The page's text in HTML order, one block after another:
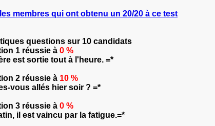
membres qui ont obtenu un 20/20 à ce test
questions sur 10 candidats
1 réussie à 0 %
est sortie tout à l'heure. =*
2 réussie à 10 %
vous allés hier soir ? =*
3 réussie à 0 %
il est vaincu par la fatigue.=*